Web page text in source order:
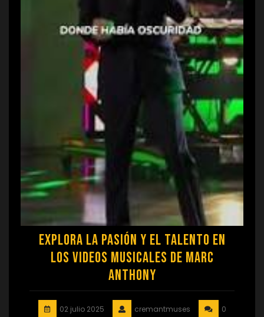
Explora la Pasión y el Talento en
los Videos Musicales de Marc
Anthony
02 julio 2025 cremantmuses 0